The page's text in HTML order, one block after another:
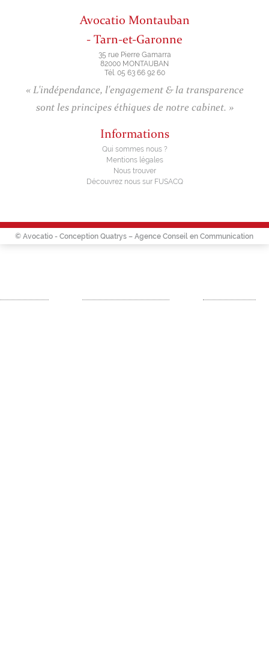
Avocatio Montauban
- Tarn-et-Garonne
35 rue Pierre Gamarra
82000 MONTAUBAN
Tél. 05 63 66 92 60
« L'indépendance, l'engagement & la transparence
sont les principes éthiques de notre cabinet. »
Informations
Qui sommes nous ?
Mentions légales
Nous trouver
Découvrez nous sur FUSACQ
© Avocatio - ConceptionQuatrys – Agence Conseil en Communication